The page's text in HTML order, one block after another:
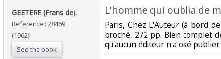
‎GEETERE (Frans de).‎
Reference : 28469
(1962)
See the book
‎L'homme qui oublia de
‎Paris, Chez L'Auteur (à bord
broché, 272 pp. Bien complet
qu'aucun éditeur n'a osé publier